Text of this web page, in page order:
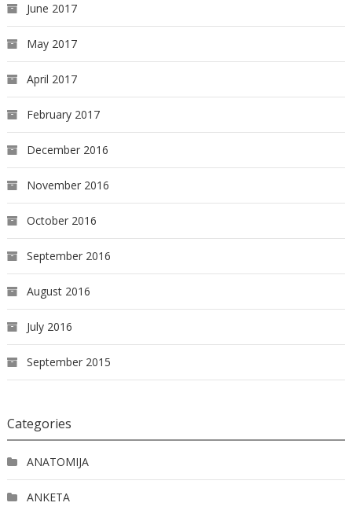
June 2017
May 2017
April 2017
February 2017
December 2016
November 2016
October 2016
September 2016
August 2016
July 2016
September 2015
Categories
ANATOMIJA
ANKETA